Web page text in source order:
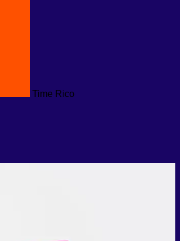
Time Rico